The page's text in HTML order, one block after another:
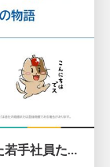
【CEDEC2025】CRI ADXと駆け抜けた若手社員たちの物語 ——サウンド演出への挑戦——